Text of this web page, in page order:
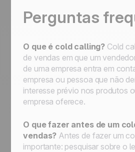
Perguntas
O que é cold calling? Cold
de vendas em que um
de uma empresa entra em
empresa ou pessoa que não
interesse prévio nos produtos
empresa oferece.
O que fazer antes de um
vendas? Antes de fazer um
importante: pesquisar sobre o